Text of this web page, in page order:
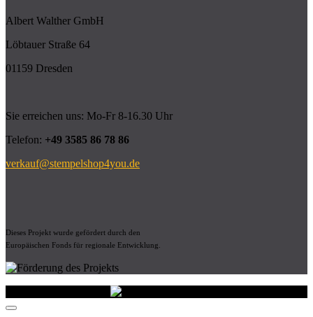
Albert Walther GmbH
Löbtauer Straße 64
01159 Dresden
Sie erreichen uns: Mo-Fr 8-16.30 Uhr
Telefon: +49 3585 86 78 86
verkauf@stempelshop4you.de
Dieses Projekt wurde gefördert durch den
Europäischen Fonds für regionale Entwicklung.